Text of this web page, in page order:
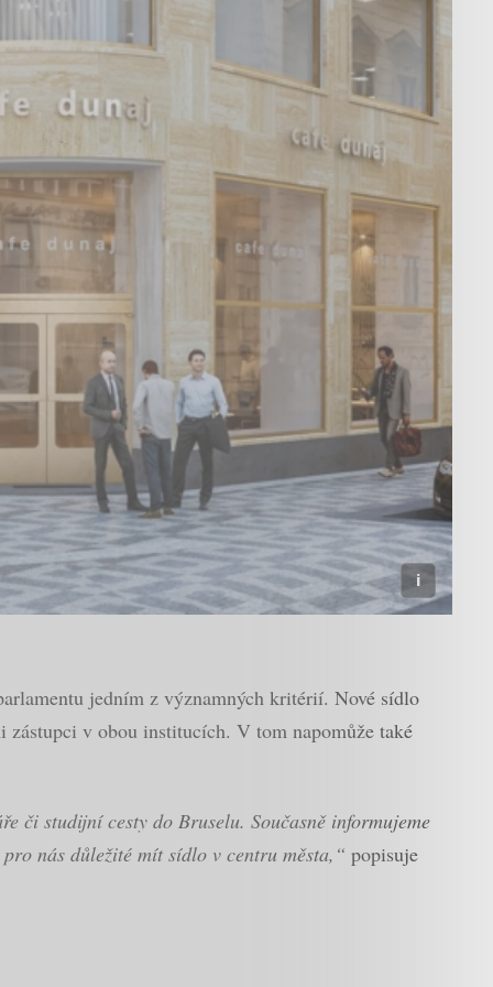
jedním z významných kritérií. Nové sídlo
v obou institucích. V tom napomůže také
či studijní cesty do Bruselu. Současně informujeme
nás důležité mít sídlo v centru města,“ popisuje